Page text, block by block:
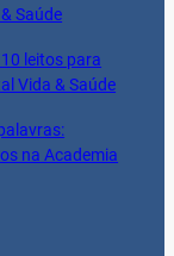
Saúde
leitos para
Vida & Saúde
na Academia